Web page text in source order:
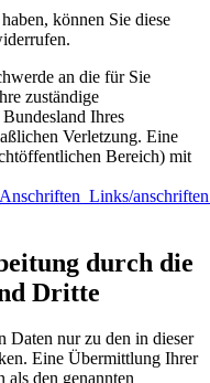
können Sie diese
an die für Sie
zuständige
Ihres
Verletzung. Eine
Bereich) mit
durch die
Dritte
Daten nur zu den in dieser
Eine Übermittlung Ihrer
als den genannten